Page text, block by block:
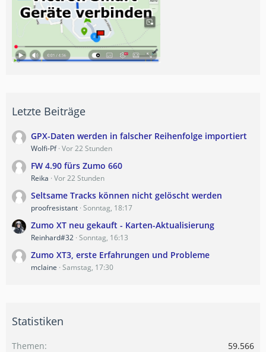
Letzte Beiträge
GPX-Daten werden in falscher Reihenfolge importiert
Wolfi-Pf Vor 22 Stunden
FW 4.90 fürs Zumo 660
Reika Vor 22 Stunden
Seltsame Tracks können nicht gelöscht werden
proofresistant Sonntag, 18:17
Zumo XT neu gekauft - Karten-Aktualisierung
Reinhard#32 Sonntag, 16:13
Zumo XT3, erste Erfahrungen und Probleme
mclaine Samstag, 17:30
Statistiken
Themen
59.566